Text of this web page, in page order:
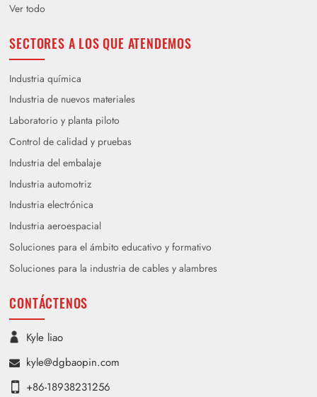
Ver todo
SECTORES A LOS QUE ATENDEMOS
Industria química
Industria de nuevos materiales
Laboratorio y planta piloto
Control de calidad y pruebas
Industria del embalaje
Industria automotriz
Industria electrónica
Industria aeroespacial
Soluciones para el ámbito educativo y formativo
Soluciones para la industria de cables y alambres
CONTÁCTENOS
Kyle liao
kyle@dgbaopin.com
+86-18938231256